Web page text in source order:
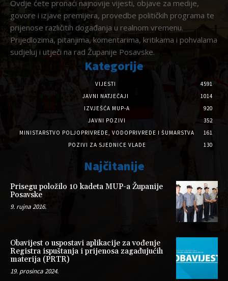
Ovdje ćete pronaći najnovije vijesti, objave za medije,
govore i izjave premijera, provedbe političkih programa te
prijenose različitih događanja u realnom vremenu.
Prijedlozima, pitanjima, komentarima, kritikama i pohvalama
sudjeluj i utječi na rad Županije Posavske.
Kategorije
VIJESTI
4591
JAVNI NATJEČAJI
1014
IZVJEŠĆA MUP-A
920
JAVNI POZIVI
352
MINISTARSTVO POLJOPRIVREDE, VODOPRIVREDE I ŠUMARSTVA
161
POZIVI ZA SJEDNICE VLADE
130
Najčitanije
Prisegu položilo 10 kadeta MUP-a Županije
Posavske
9. rujna 2016.
Obavijest o uspostavi aplikacije za vođenje
Registra ispuštanja i prijenosa zagađujućih
materija (PRTR)
19. prosinca 2024.